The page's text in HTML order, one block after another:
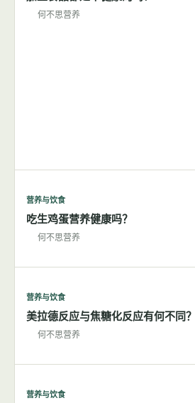
何不思营养
营养与饮食
吃生鸡蛋营养健康吗？
何不思营养
营养与饮食
美拉德反应与焦糖化反应有何不同？
何不思营养
营养与饮食